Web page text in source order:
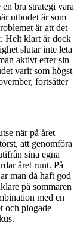
bra strategi vara
utbudet är som
är att det
Helt klart är dock
slutar inte leta
aktivt efter sin
varit som högst
fortsätter
när på året
att genomföra
sina egna
året runt. På
man då haft god
på sommaren
med en
och plogade